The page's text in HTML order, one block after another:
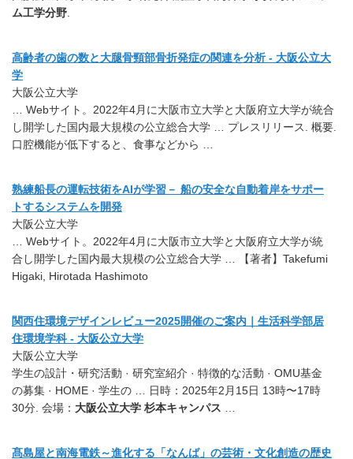
ム工学分野
高齢者の歯の数と大腿骨頸部骨折発症の関連を分析 - 大阪公立大
学
大阪公立大学
… Webサイト。2022年4月に大阪市立大学と大阪府立大学が統合
し開学した国内最大規模の公立総合大学 … プレスリリース. 概要.
口腔機能が低下すると、食事などから …
熟練船長の運転技術をAIが学習－ 船の安全な自動着岸をサポー
トするシステムを開発
大阪公立大学
… Webサイト。2022年4月に大阪市立大学と大阪府立大学が統
合し開学した国内最大規模の公立総合大学 … 【著者】Takefumi
Higaki, Hirotada Hashimoto
関西住環境デザインレビュー2025開催のご案内｜生活科学部居
住環境学科 - 大阪公立大学
大阪公立大学
学生の設計・研究活動 · 研究室紹介 · 特徴的な活動 · OMU基金
の募集 · HOME · 学生の … 日時：2025年2月15日 13時〜17時
30分. 会場： 大阪公立大学 杉本キャンパス
髙島屋と南海電鉄～進化する「なんば」の芸術・文化創造の歴史